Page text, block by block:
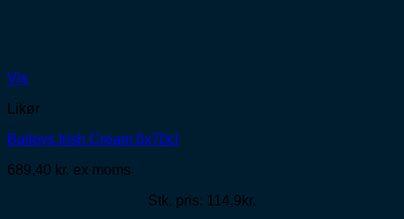
Vis
Likør
Baileys Irish Cream 6x70cl
689,40 kr. ex moms
Stk. pris: 114,9kr.